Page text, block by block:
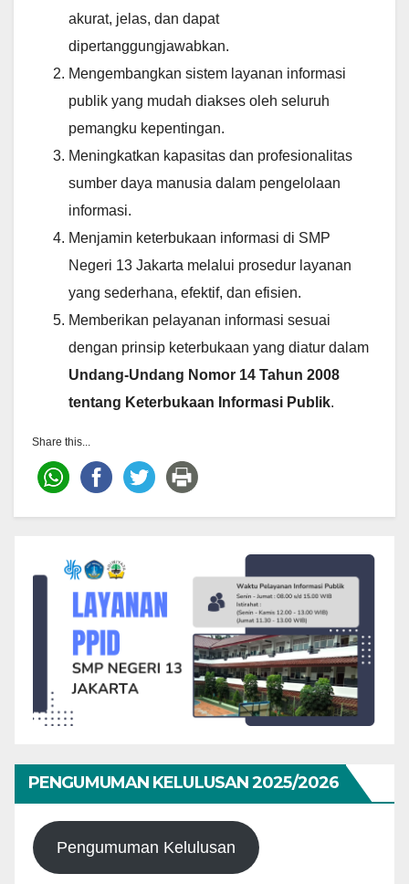
akurat, jelas, dan dapat
dipertanggungjawabkan.
Mengembangkan sistem layanan informasi
publik yang mudah diakses oleh seluruh
pemangku kepentingan.
Meningkatkan kapasitas dan profesionalitas
sumber daya manusia dalam pengelolaan
informasi.
Menjamin keterbukaan informasi di SMP
Negeri 13 Jakarta melalui prosedur layanan
yang sederhana, efektif, dan efisien.
Memberikan pelayanan informasi sesuai
dengan prinsip keterbukaan yang diatur dalam
Undang-Undang Nomor 14 Tahun 2008
tentang Keterbukaan Informasi Publik.
Share this...
PENGUMUMAN KELULUSAN 2025/2026
Pengumuman Kelulusan